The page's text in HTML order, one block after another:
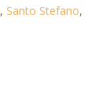
, Santo Stefano,